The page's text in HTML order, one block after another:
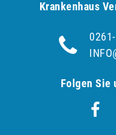
Krankenhaus
Folgen Sie